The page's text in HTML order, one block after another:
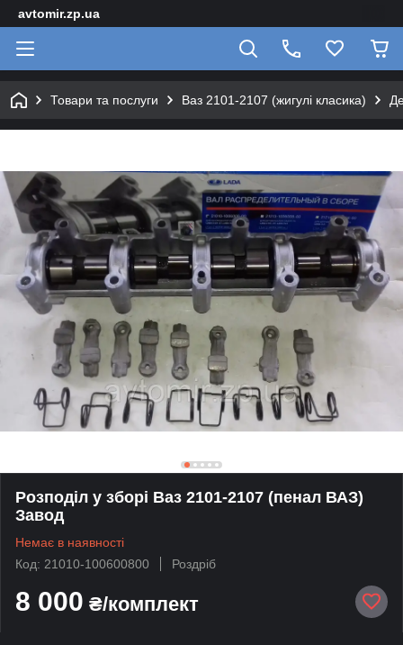
avtomir.zp.ua
Товари та послуги Ваз 2101-2107 (жигулі класика)
Розподіл у зборі Ваз 2101-2107 (пенал ВАЗ)
Завод
Немає в наявності
Код: 21010-100600800
Роздріб
8 000 ₴/комплект